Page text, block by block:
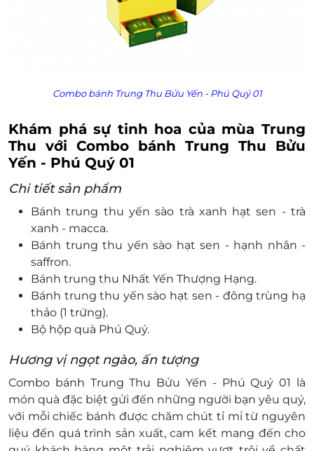
Combo bánh Trung Thu Bửu Yến - Phú Quý 01
Khám phá sự tinh hoa của mùa Trung
Thu với Combo bánh Trung Thu Bửu
Yến - Phú Quý 01
Chi tiết sản phẩm
Bánh trung thu yến sào trà xanh hạt sen - trà
xanh - macca.
Bánh trung thu yến sào hạt sen - hạnh nhân -
saffron.
Bánh trung thu Nhất Yến Thượng Hạng.
Bánh trung thu yến sào hạt sen - đông trùng hạ
thảo (1 trứng).
Bộ hộp quà Phú Quý.
Hương vị ngọt ngào, ấn tượng
Combo bánh Trung Thu Bửu Yến - Phú Quý 01 là
món quà đặc biệt gửi đến những người bạn yêu quý,
với mỗi chiếc bánh được chăm chút tỉ mỉ từ nguyên
liệu đến quá trình sản xuất, cam kết mang đến cho